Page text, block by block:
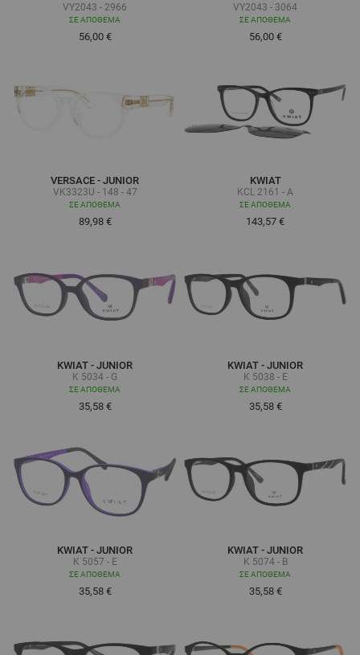
VY2043 - 2966
ΣΕ ΑΠΌΘΕΜΑ
56,00 €
VY2043 - 3064
ΣΕ ΑΠΌΘΕΜΑ
56,00 €
VERSACE - JUNIOR
VK3323U - 148 - 47
ΣΕ ΑΠΌΘΕΜΑ
89,98 €
KWIAT
KCL 2161 - A
ΣΕ ΑΠΌΘΕΜΑ
143,57 €
KWIAT - JUNIOR
K 5034 - G
ΣΕ ΑΠΌΘΕΜΑ
35,58 €
KWIAT - JUNIOR
K 5038 - E
ΣΕ ΑΠΌΘΕΜΑ
35,58 €
KWIAT - JUNIOR
K 5057 - E
ΣΕ ΑΠΌΘΕΜΑ
35,58 €
KWIAT - JUNIOR
K 5074 - B
ΣΕ ΑΠΌΘΕΜΑ
35,58 €